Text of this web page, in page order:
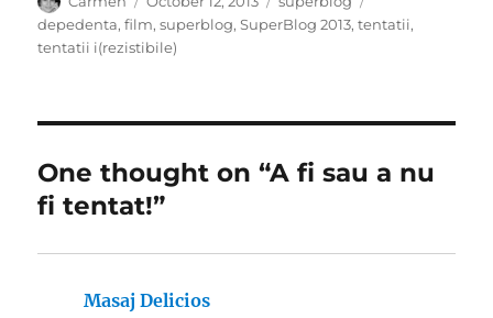
on
depedenta,film,superblog,SuperBlog 2013,tentatii,
tentatii i(rezistibile)
One thought on “A fi sau a nu
fi tentat!”
Masaj Delicios